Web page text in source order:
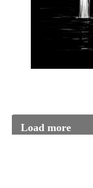
Load more